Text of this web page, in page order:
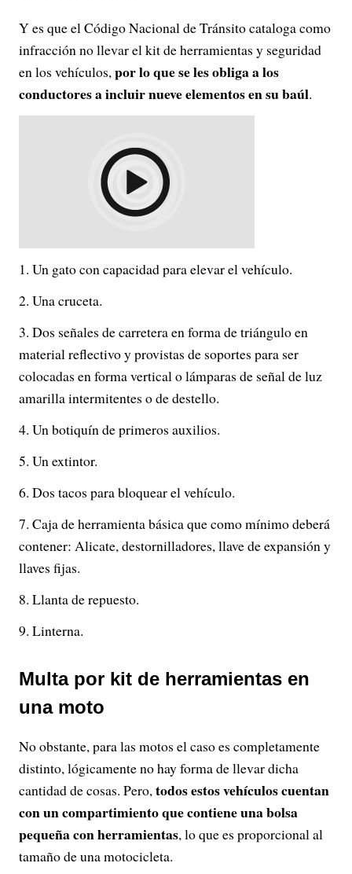
Y es que el Código Nacional de Tránsito cataloga como
infracción no llevar el kit de herramientas y seguridad
en los vehículos,por lo que se les obliga a los
conductores a incluir nueve elementos en su baúl.
Un gato con capacidad para elevar el vehículo.
Una cruceta.
Dos señales de carretera en forma de triángulo en
material reflectivo y provistas de soportes para ser
colocadas en forma vertical o lámparas de señal de luz
amarilla intermitentes o de destello.
Un botiquín de primeros auxilios.
Un extintor.
Dos tacos para bloquear el vehículo.
Caja de herramienta básica que como mínimo deberá
contener: Alicate, destornilladores, llave de expansión y
llaves fijas.
Llanta de repuesto.
Linterna.
Multa por kit de herramientas en
una moto
No obstante, para las motos el caso es completamente
distinto, lógicamente no hay forma de llevar dicha
cantidad de cosas. Pero,todos estos vehículos cuentan
con un compartimiento que contiene una bolsa
pequeña con herramientas, lo que es proporcional al
tamaño de una motocicleta.